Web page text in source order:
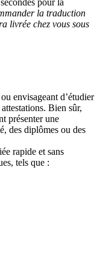
pour la
la traduction
livrée chez vous sous
envisageant d’étudier
Bien sûr,
présenter une
des diplômes ou des
rapide et sans
tels que :